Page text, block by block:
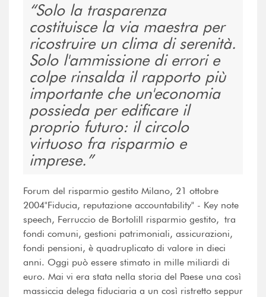
Solo la trasparenza
costituisce la via maestra per
ricostruire un clima di serenità.
Solo l'ammissione di errori e
colpe rinsalda il rapporto più
importante che un'economia
possieda per edificare il
proprio futuro: il circolo
virtuoso fra risparmio e
imprese.
Forum del risparmio gestito Milano, 21 ottobre
2004"Fiducia, reputazione accountability" - Key note
speech, Ferruccio de BortoliIl risparmio gestito, tra
fondi comuni, gestioni patrimoniali, assicurazioni,
fondi pensioni, è quadruplicato di valore in dieci
anni. Oggi può essere stimato in mille miliardi di
euro. Mai vi era stata nella storia del Paese una così
massiccia delega fiduciaria a un così ristretto seppur